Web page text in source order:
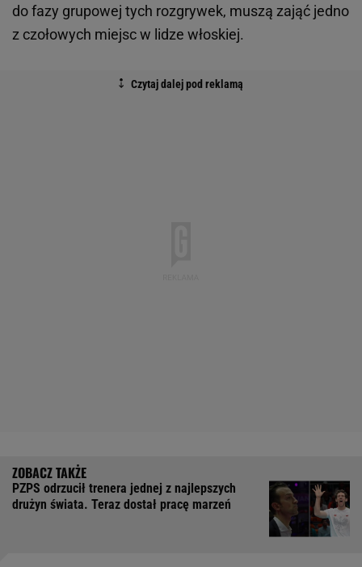
do fazy grupowej tych rozgrywek, muszą zająć jedno
z czołowych miejsc w lidze włoskiej.
PZPS odrzucił trenera jednej z najlepszych
drużyn świata. Teraz dostał pracę marzeń